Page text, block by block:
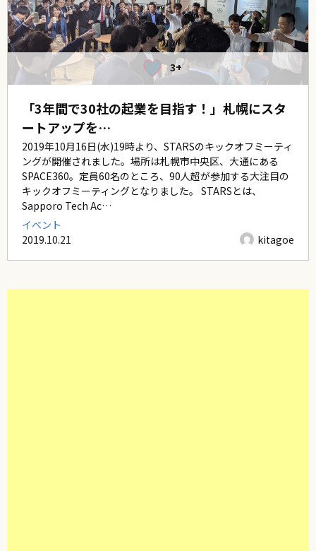
3+
「3年間で30社の起業を目指す！」札幌にスタ
ートアップを…
2019年10月16日(水)19時より、STARSのキックオフミーティ
ングが開催されました。場所は札幌市中央区、大通にある
SPACE360。定員60名のところ、90人超が参加する大注目の
キックオフミーティングとなりました。 STARSとは、
Sapporo Tech Ac…
イベント
2019.10.21
kitagoe